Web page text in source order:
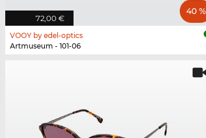
72,00 €
40 %
VOOY by edel-optics
Artmuseum - 101-06